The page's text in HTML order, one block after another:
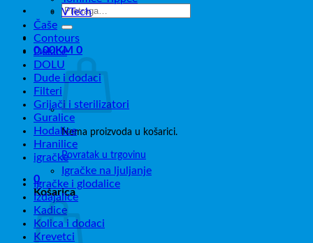
Pretraži:
0,00KM 0
Nema proizvoda u košarici.
Povratak u trgovinu
0
Košarica
VTech
Čaše
Contours
Dekice
DOLU
Dude i dodaci
Filteri
Grijači i sterilizatori
Guralice
Hodalice
Hranilice
igračke
Igračke na ljuljanje
Igračke i glodalice
Izdajalice
Kadice
Kolica i dodaci
Krevetci